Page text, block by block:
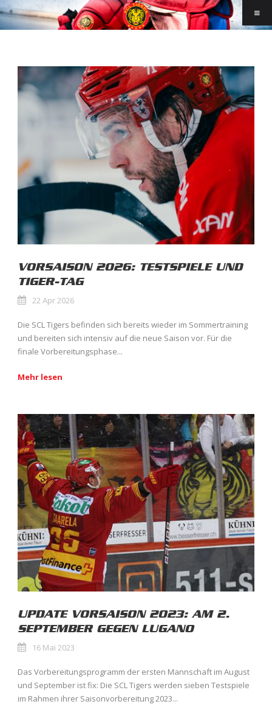
VORSAISON 2026: TESTSPIELE UND
TIGER-TAG
22 Apr 2026
Die SCL Tigers befinden sich bereits wieder im Sommertraining
und bereiten sich intensiv auf die neue Saison vor. Für die
finale Vorbereitungsphase...
Mehr lesen
UPDATE VORSAISON 2023: AM 2.
SEPTEMBER GEGEN LUGANO
16 Mai 2023
Das Vorbereitungsprogramm der ersten Mannschaft im August
und September ist fix: Die SCL Tigers werden sieben Testspiele
im Rahmen ihrer Saisonvorbereitung 2023...